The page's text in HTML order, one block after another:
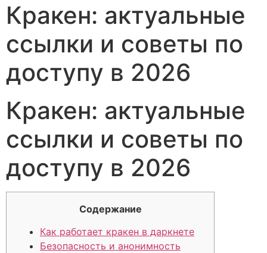
Кракен: актуальные
ссылки и советы по
доступу в 2026
Кракен: актуальные
ссылки и советы по
доступу в 2026
Содержание
Как работает кракен в даркнете
Безопасность и анонимность